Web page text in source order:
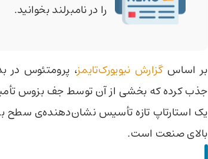
را در نامبرلند بخوانید.
بر اساسگزارش نیویورک‌تایمز
جذب کرده که بخشی از آن توسط جف بزوس
یک استارتاپ تازه تأسیس نشان‌دهنده‌ی سطح
بالای صنعت است.